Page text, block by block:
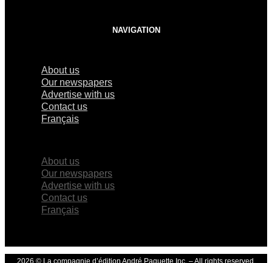
NAVIGATION
About us
Our newspapers
Advertise with us
Contact us
Français
About us
Our newspapers
Advertise with us
Contact us
Français
2026 © La compagnie d’édition André Paquette Inc. – All rights reserved.